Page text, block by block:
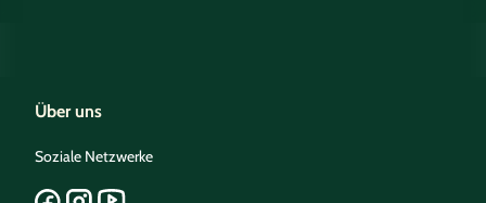
Über uns
Soziale Netzwerke